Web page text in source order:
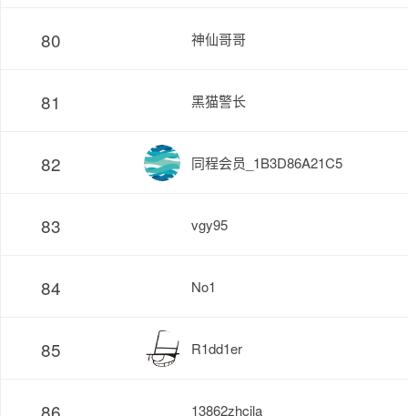
80 神仙哥哥
81 黑猫警长
82 同程会员_1B3D86A21C5
83 vgy95
84 No1
85 R1dd1er
86 13862zhcila